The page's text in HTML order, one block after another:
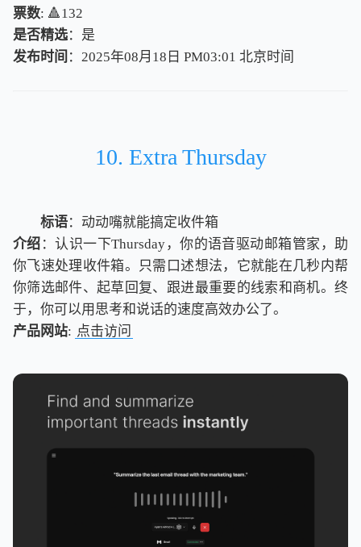
票数: 🔺132
是否精选：是
发布时间 ：2025年08月18日 PM03:01 北京时间
北京时间
10. Extra Thursday
标语：动动嘴就能搞定收件箱
介绍 ：认识一下Thursday，你的语音驱动邮箱管家，助
你飞速处理收件箱。只需口述想法，它就能在几秒内帮
你筛选邮件、起草回复、跟进最重要的线索和商机。终
于，你可以用思考和说话的速度高效办公了。
产品网站: 点击访问